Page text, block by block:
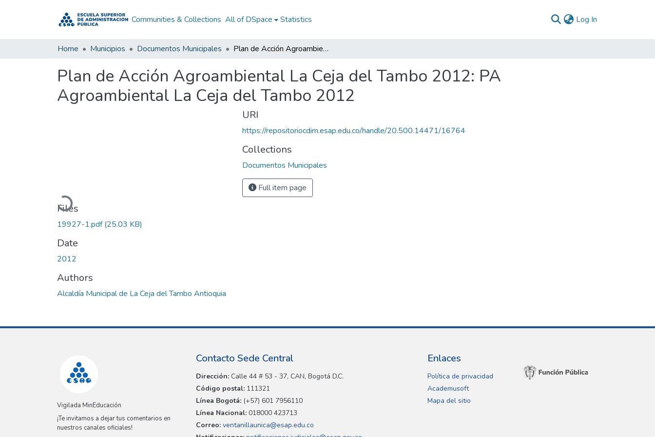
Communities & Collections All of DSpace Statistics Log In
Home Municipios Documentos Municipales Plan de Acción Agroambiental La Ceja del Tambo 2012: PA Agroambiental La Ceja del Tambo 2012
Plan de Acción Agroambiental La Ceja del Tambo 2012: PA
Agroambiental La Ceja del Tambo 2012
Loading...
Files
19927-1.pdf(25.03 KB)
Date
2012
Authors
Alcaldía Municipal de La Ceja del Tambo Antioquia
URI
https://repositoriocdim.esap.edu.co/handle/20.500.14471/16764
Collections
Documentos Municipales
Full item page
Vigilada MinEducación
¡Te invitamos a dejar tus comentarios en
nuestros canales oficiales!
Contacto Sede Central
Dirección: Calle 44 # 53 - 37, CAN, Bogotá D.C.
Código postal: 111321
Línea Bogotá: (+57) 601 7956110
Línea Nacional: 018000 423713
Correo: ventanillaunica@esap.edu.co
Enlaces
Política de privacidad
Academusoft
Mapa del sitio